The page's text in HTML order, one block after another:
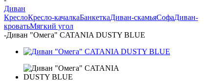
Диван
КреслоКресло-качалкаБанкеткаДиван-скамьяСофаДиван-
кроватьМягкий угол
-Диван "Омега" CATANIA DUSTY BLUE